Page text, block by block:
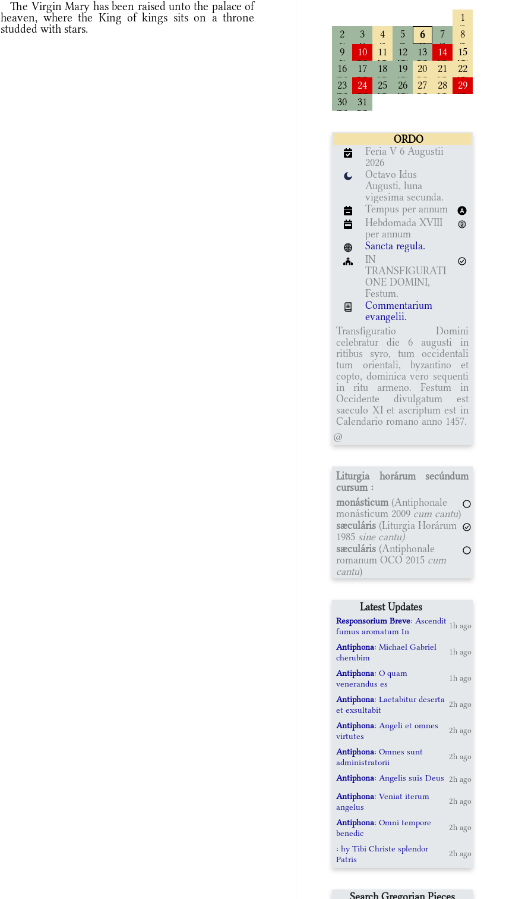
The Virgin Mary has been raised unto the palace of
heaven, where the King of kings sits on a throne
studded with stars.
1
2
3 4 5 6 7
8
9
10 11 12 13 14
15
16
17 18 19 20 21
22
23
24 25 26 27 28
29
30
31
ORDO
Feria V 6 Augustii
2026
Octavo Idus
Augusti, luna
vigesima secunda.
Tempus per annum
Hebdomada XVIII
per annum
Sancta regula.
IN
TRANSFIGURATI
ONE DOMINI,
Festum.
Commentarium
evangelii.
Transfiguratio Domini
celebratur die 6 augusti in
ritibus syro, tum occidentali
tum orientali, byzantino et
copto, dominica vero sequenti
in ritu armeno. Festum in
Occidente divulgatum est
saeculo XI et ascriptum est in
Calendario romano anno 1457.
@
Liturgia horárum secúndum
cursum :
monásticum (Antiphonale
monásticum 2009 cum cantu)
sæculáris (Liturgia Horárum
1985 sine cantu)
sæculáris (Antiphonale
romanum OCO 2015 cum
cantu)
Latest Updates
Responsorium Breve: Ascendit
fumus aromatum In
1h ago
Antiphona: Michael Gabriel
cherubim
1h ago
Antiphona: O quam
venerandus es
1h ago
Antiphona: Laetabitur deserta
et exsultabit
2h ago
Antiphona: Angeli et omnes
virtutes
2h ago
Antiphona: Omnes sunt
administratorii
2h ago
Antiphona: Angelis suis Deus 2h ago
Antiphona: Veniat iterum
angelus
2h ago
Antiphona: Omni tempore
benedic
2h ago
: hy Tibi Christe splendor
Patris
2h ago
Search Gregorian Pieces